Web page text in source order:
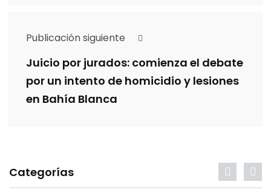
Publicación siguiente
Juicio por jurados: comienza el debate
por un intento de homicidio y lesiones
en Bahía Blanca
Categorías